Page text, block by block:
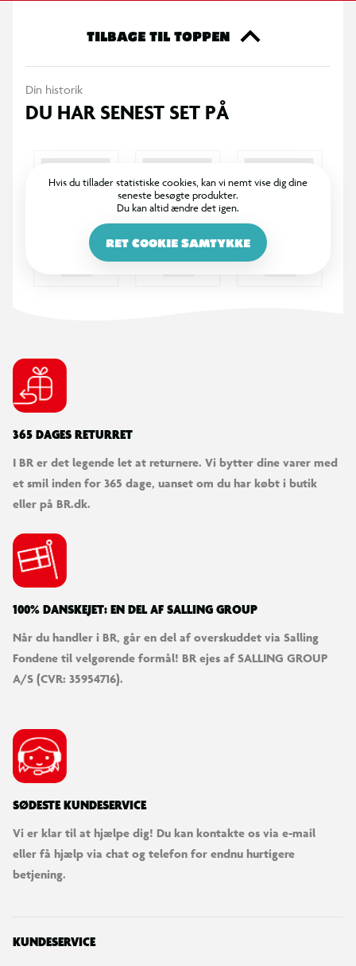
TILBAGE TIL TOPPEN
Din historik
DU HAR SENEST SET PÅ
Hvis du tillader statistiske cookies, kan vi nemt vise dig dine
seneste besøgte produkter.
Du kan altid ændre det igen.
RET COOKIE SAMTYKKE
365 DAGES RETURRET
I BR er det legende let at returnere. Vi bytter dine varer med
et smil inden for 365 dage, uanset om du har købt i butik
eller på BR.dk.
100% DANSKEJET: EN DEL AF SALLING GROUP
Når du handler i BR, går en del af overskuddet via Salling
Fondene til velgørende formål! BR ejes af SALLING GROUP
A/S (CVR: 35954716).
SØDESTE KUNDESERVICE
Vi er klar til at hjælpe dig! Du kan kontakte os via e-mail
eller få hjælp via chat og telefon for endnu hurtigere
betjening.
KUNDESERVICE